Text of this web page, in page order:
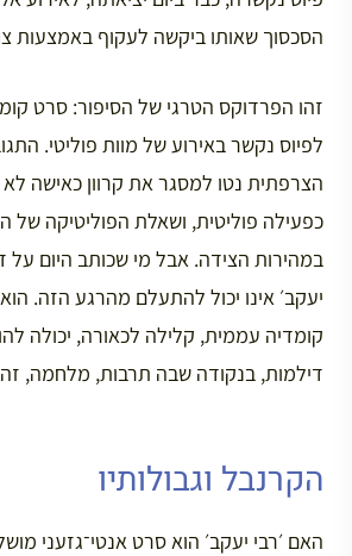
הסכסוך שאותו ביקשה לעקוף באמצעות
זהו הפרדוקס הטרגי של הסיפור: סרט
לפיוס נקשר באירוע של מוות פוליטי.
הצרפתית נטו למסגר את קרוון כאישה לא
כפעילה פוליטית, ושאלת הפוליטיקה
במהירות הצידה. אבל מי שכותב היום על
יעקב׳ אינו יכול להתעלם מהרגע הזה.
קומדיה עממית, קלילה לכאורה, יכולה
דילמות, בנקודה שבה תרבות, מלחמה,
הקרנבל וגבולותיו
האם ׳רבי יעקב׳ הוא סרט אנטי־גזעני